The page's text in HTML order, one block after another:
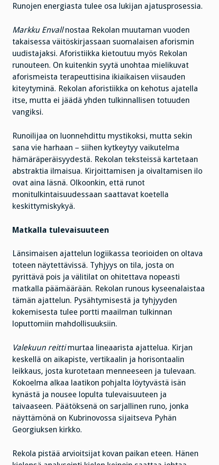
Runojen energiasta tulee osa lukijan ajatusprosessia.
Markku Envallnostaa Rekolan muutaman vuoden
takaisessa väitöskirjassaan suomalaisen aforismin
uudistajaksi. Aforistiikka kietoutuu myös Rekolan
runouteen. On kuitenkin syytä unohtaa mielikuvat
aforismeista terapeuttisina ikiaikaisen viisauden
kiteytyminä. Rekolan aforistiikka on kehotus ajatella
itse, mutta ei jäädä yhden tulkinnallisen totuuden
vangiksi.
Runoilijaa on luonnehdittu mystikoksi, mutta sekin
sana vie harhaan – siihen kytkeytyy vaikutelma
hämäräperäisyydestä. Rekolan teksteissä kartetaan
abstraktia ilmaisua. Kirjoittamisen ja oivaltamisen ilo
ovat aina läsnä. Olkoonkin, että runot
monitulkintaisuudessaan saattavat koetella
keskittymiskykyä.
Matkalla tulevaisuuteen
Länsimaisen ajattelun logiikassa teorioiden on oltava
toteen näytettävissä. Tyhjyys on tila, josta on
pyrittävä pois ja välitilat on ohitettava nopeasti
matkalla päämäärään. Rekolan runous kyseenalaistaa
tämän ajattelun. Pysähtymisestä ja tyhjyyden
kokemisesta tulee portti maailman tulkinnan
loputtomiin mahdollisuuksiin.
Valekuun reitti murtaa lineaarista ajattelua. Kirjan
keskellä on aikapiste, vertikaalin ja horisontaalin
leikkaus, josta kurotetaan menneeseen ja tulevaan.
Kokoelma alkaa laatikon pohjalta löytyvästä isän
kynästä ja nousee lopulta tulevaisuuteen ja
taivaaseen. Päätöksenä on sarjallinen runo, jonka
näyttämönä on Kubrinovossa sijaitseva Pyhän
Georgiuksen kirkko.
Rekola pistää arvioitsijat kovan paikan eteen. Hänen